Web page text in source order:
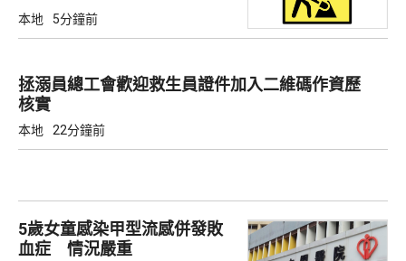
本地 5分鐘前
拯溺員總工會歡迎救生員證件加入二維碼作資歷
核實
本地 22分鐘前
5歲女童感染甲型流感併發敗
血症 情況嚴重